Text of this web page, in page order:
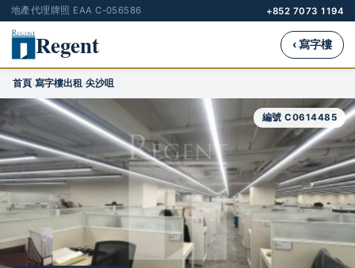
地產代理牌照 EAA C-056586 +852 7073 1194
Regent ‹ 寫字樓
首頁›寫字樓出租›尖沙咀
編號 C0614485